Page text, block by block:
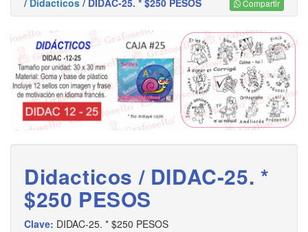
/ Didacticos / DIDAC-25. * $250 PESOS Compartir
Didacticos / DIDAC-25. *
$250 PESOS
Clave: DIDAC-25. * $250 PESOS